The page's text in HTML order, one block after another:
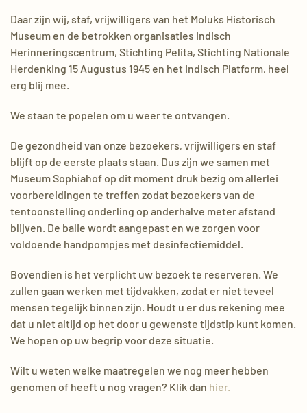
Daar zijn wij, staf, vrijwilligers van het Moluks Historisch
Museum en de betrokken organisaties Indisch
Herinneringscentrum, Stichting Pelita, Stichting Nationale
Herdenking 15 Augustus 1945 en het Indisch Platform, heel
erg blij mee.
We staan te popelen om u weer te ontvangen.
De gezondheid van onze bezoekers, vrijwilligers en staf
blijft op de eerste plaats staan. Dus zijn we samen met
Museum Sophiahof op dit moment druk bezig om allerlei
voorbereidingen te treffen zodat bezoekers van de
tentoonstelling onderling op anderhalve meter afstand
blijven. De balie wordt aangepast en we zorgen voor
voldoende handpompjes met desinfectiemiddel.
Bovendien is het verplicht uw bezoek te reserveren. We
zullen gaan werken met tijdvakken, zodat er niet teveel
mensen tegelijk binnen zijn. Houdt u er dus rekening mee
dat u niet altijd op het door u gewenste tijdstip kunt komen.
We hopen op uw begrip voor deze situatie.
Wilt u weten welke maatregelen we nog meer hebben
genomen of heeft u nog vragen? Klik dan hier.